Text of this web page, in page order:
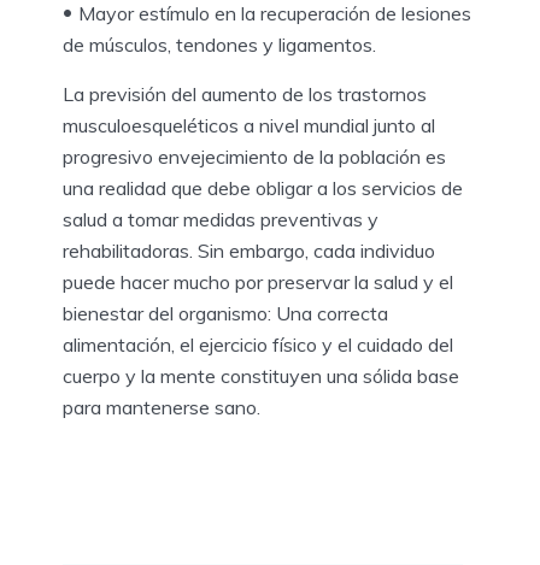
Mayor estímulo en la recuperación de lesiones
de músculos, tendones y ligamentos.
La previsión del aumento de los trastornos
musculoesqueléticos a nivel mundial junto al
progresivo envejecimiento de la población es
una realidad que debe obligar a los servicios de
salud a tomar medidas preventivas y
rehabilitadoras. Sin embargo, cada individuo
puede hacer mucho por preservar la salud y el
bienestar del organismo: Una correcta
alimentación, el ejercicio físico y el cuidado del
cuerpo y la mente constituyen una sólida base
para mantenerse sano.